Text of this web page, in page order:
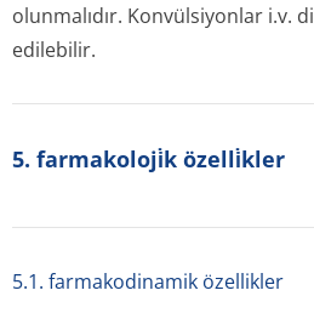
olunmalıdır. Konvülsiyonlar i.v.
edilebilir.
5. farmakoloji̇k özelli̇kler
5.1. farmakodinamik özellikler